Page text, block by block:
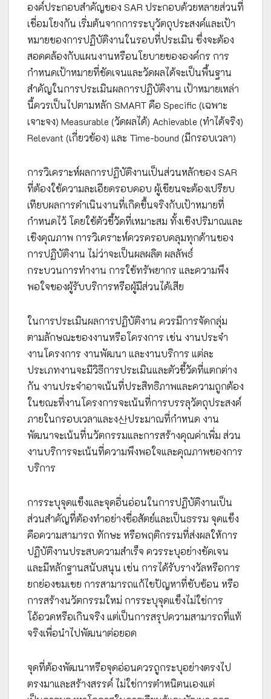
องค์ประกอบสำคัญของ SAR ประกอบด้วยหลายส่วนที่
เชื่อมโยงกัน เริ่มต้นจากการระบุวัตถุประสงค์และเป้า
หมายของการปฏิบัติงานในรอบที่ประเมิน ซึ่งจะต้อง
สอดคล้องกับแผนงานหรือนโยบายขององค์กร การ
กำหนดเป้าหมายที่ชัดเจนและวัดผลได้จะเป็นพื้นฐาน
สำคัญในการประเมินผลการปฏิบัติงาน เป้าหมายเหล่า
นี้ควรเป็นไปตามหลัก SMART คือ Specific (เฉพาะ
เจาะจง) Measurable (วัดผลได้) Achievable (ทำได้จริง)
Relevant (เกี่ยวข้อง) และ Time-bound (มีกรอบเวลา)
การวิเคราะห์ผลการปฏิบัติงานเป็นส่วนหลักของ SAR
ที่ต้องใช้ความละเอียดรอบคอบ ผู้เขียนจะต้องเปรียบ
เทียบผลการดำเนินงานที่เกิดขึ้นจริงกับเป้าหมายที่
กำหนดไว้ โดยใช้ตัวชี้วัดที่เหมาะสม ทั้งเชิงปริมาณและ
เชิงคุณภาพ การวิเคราะห์ควรครอบคลุมทุกด้านของ
การปฏิบัติงาน ไม่ว่าจะเป็นผลผลิต ผลลัพธ์
กระบวนการทำงาน การใช้ทรัพยากร และความพึง
พอใจของผู้รับบริการหรือผู้มีส่วนได้เสีย
ในการประเมินผลการปฏิบัติงาน ควรมีการจัดกลุ่ม
ตามลักษณะของงานหรือโครงการ เช่น งานประจำ
งานโครงการ งานพัฒนา และงานบริการ แต่ละ
ประเภทงานจะมีวิธีการประเมินและตัวชี้วัดที่แตกต่าง
กัน งานประจำอาจเน้นที่ประสิทธิภาพและความถูกต้อง
ในขณะที่งานโครงการจะเน้นที่การบรรลุวัตถุประสงค์
ภายในกรอบเวลาและง산ประมาณที่กำหนด งาน
พัฒนาจะเน้นที่นวัตกรรมและการสร้างคุณค่าเพิ่ม ส่วน
งานบริการจะเน้นที่ความพึงพอใจและคุณภาพของการ
บริการ
การระบุจุดแข็งและจุดอิ่นอ่อนในการปฏิบัติงานเป็น
ส่วนสำคัญที่ต้องทำอย่างซื่อสัตย์และเป็นธรรม จุดแข็ง
คือความสามารถ ทักษะ หรือพฤติกรรมที่ส่งผลให้การ
ปฏิบัติงานประสบความสำเร็จ ควรระบุอย่างชัดเจน
และมีหลักฐานสนับสนุน เช่น การได้รับรางวัลหรือการ
ยกย่องชมเชย การสามารถแก้ไขปัญหาที่ซับซ้อน หรือ
การสร้างนวัตกรรมใหม่ การระบุจุดแข็งไม่ใช่การ
โอ้อวดหรือเกินจริง แต่เป็นการสรุปความสามารถที่แท้
จริงเพื่อนำไปพัฒนาต่อยอด
จุดที่ต้องพัฒนาหรือจุดอ่อนควรถูกระบุอย่างตรงไป
ตรงมาและสร้างสรรค์ ไม่ใช่การตำหนิตนเองแต่